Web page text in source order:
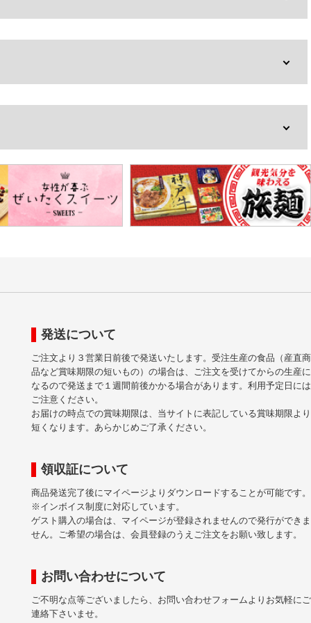
発送について
ご注文より３営業日前後で発送いたします。受注生産の食品（産直商
品など賞味期限の短いもの）の場合は、ご注文を受けてからの生産に
なるので発送まで１週間前後かかる場合があります。利用予定日には
ご注意ください。
お届けの時点での賞味期限は、当サイトに表記している賞味期限より
短くなります。あらかじめご了承ください。
領収証について
商品発送完了後にマイページよりダウンロードすることが可能です。
※インボイス制度に対応しています。
ゲスト購入の場合は、マイページが登録されませんので発行ができま
せん。ご希望の場合は、会員登録のうえご注文をお願い致します。
お問い合わせについて
ご不明な点等ございましたら、お問い合わせフォームよりお気軽にご
連絡下さいませ。